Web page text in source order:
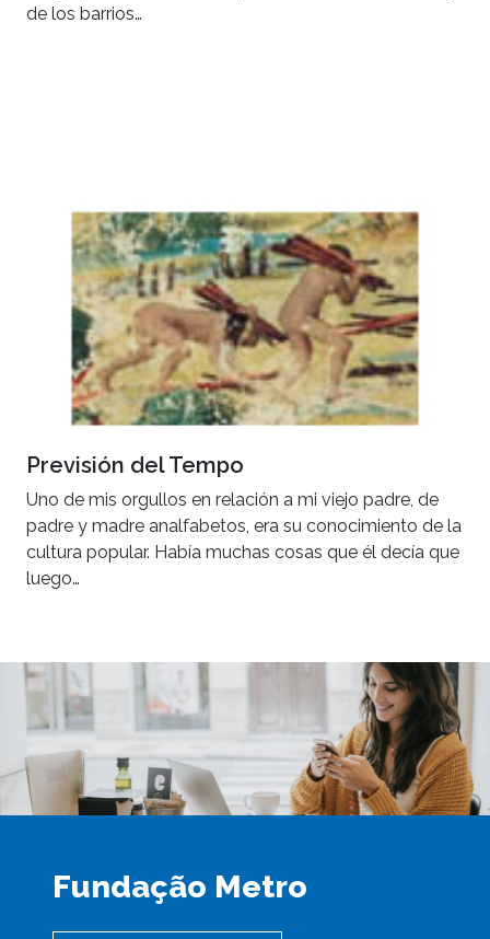
de los barrios…
Previsión del Tempo
Uno de mis orgullos en relación a mi viejo padre, de
padre y madre analfabetos, era su conocimiento de la
cultura popular. Había muchas cosas que él decía que
luego…
Fundação Metro